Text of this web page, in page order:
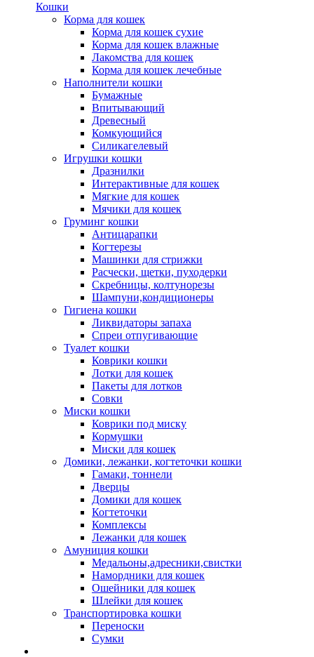
Кошки
Корма для кошек
Корма для кошек сухие
Корма для кошек влажные
Лакомства для кошек
Корма для кошек лечебные
Наполнители кошки
Бумажные
Впитывающий
Древесный
Комкующийся
Силикагелевый
Игрушки кошки
Дразнилки
Интерактивные для кошек
Мягкие для кошек
Мячики для кошек
Груминг кошки
Антицарапки
Когтерезы
Машинки для стрижки
Расчески, щетки, пуходерки
Скребницы, колтунорезы
Шампуни,кондиционеры
Гигиена кошки
Ликвидаторы запаха
Спреи отпугивающие
Туалет кошки
Коврики кошки
Лотки для кошек
Пакеты для лотков
Совки
Миски кошки
Коврики под миску
Кормушки
Миски для кошек
Домики, лежанки, когтеточки кошки
Гамаки, тоннели
Дверцы
Домики для кошек
Когтеточки
Комплексы
Лежанки для кошек
Амуниция кошки
Медальоны,адресники,свистки
Намордники для кошек
Ошейники для кошек
Шлейки для кошек
Транспортировка кошки
Переноски
Сумки